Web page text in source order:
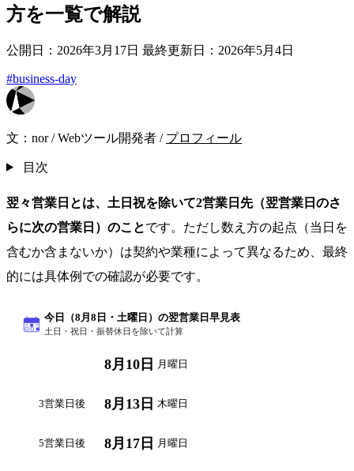
方を一覧で解説
公開日：2026年3月17日 最終更新日：2026年5月4日
#business-day
文： nor /Webツール開発者 / プロフィール
目次
翌々営業日とは、土日祝を除いて2営業日先（翌営業日のさ
らに次の営業日）のことです。ただし数え方の起点（当日を
含むか含まないか）は契約や業種によって異なるため、最終
的には具体例での確認が必要です。
今日（8月8日・土曜日）の翌営業日早見表
土日・祝日・振替休日を除いて計算
8月10日 月曜日
3営業日後 8月13日 木曜日
5営業日後 8月17日 月曜日